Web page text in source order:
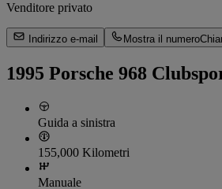
Venditore privato
Indirizzo e-mail Mostra il numero
1995 Porsche 968
Guida a sinistra
155,000 Kilometri
Manuale